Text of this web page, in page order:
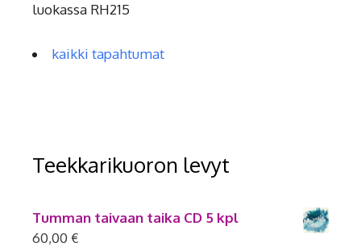
luokassa RH215
kaikki tapahtumat
Teekkarikuoron levyt
Tumman taivaan taika CD 5 kpl
60,00 €